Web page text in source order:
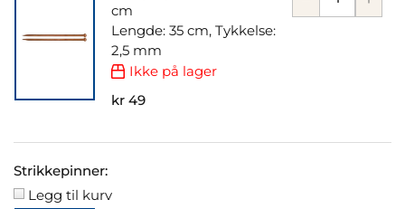
cm
Lengde: 35 cm, Tykkelse:
2,5 mm
Ikke på lager
kr 49
Strikkepinner:
Legg til kurv